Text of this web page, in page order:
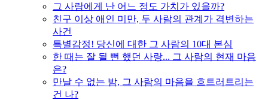
그 사람에게 난 어느 정도 가치가 있을까?
친구 이상 애인 미만, 두 사람의 관계가 격변하는
사건
특별감정! 당신에 대한 그 사람의 10대 본심
한 때는 잘 될 뻔 했던 사랑... 그 사람의 현재 마음
은?
만날 수 없는 밤, 그 사람의 마음을 흐트러트리는
건 나?